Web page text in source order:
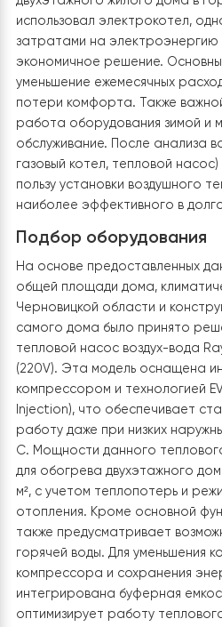
Задача
Поступил запрос на
использованием теплового
электрокотлом и газовым
двухэтажного жилого
использовал электрокотел,
затратами на
экономичное решение.
уменьшение ежемесячных
работа оборудования
обслуживание. После
газовый котел, тепловой
пользу установки
наиболее эффективного в
Подбор
На основе
общей площади дома,
Черновицкой области и
самого дома было принято
тепловой насос воздух-вода
(220V). Эта модель
компрессором и
Injection), что
работу даже при низких
C. Мощности данного